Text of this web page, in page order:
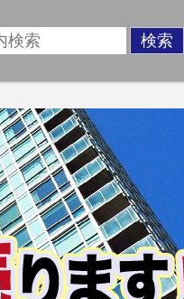
「買取」は短期ではあるが相場より
国の専門家が解決致します！